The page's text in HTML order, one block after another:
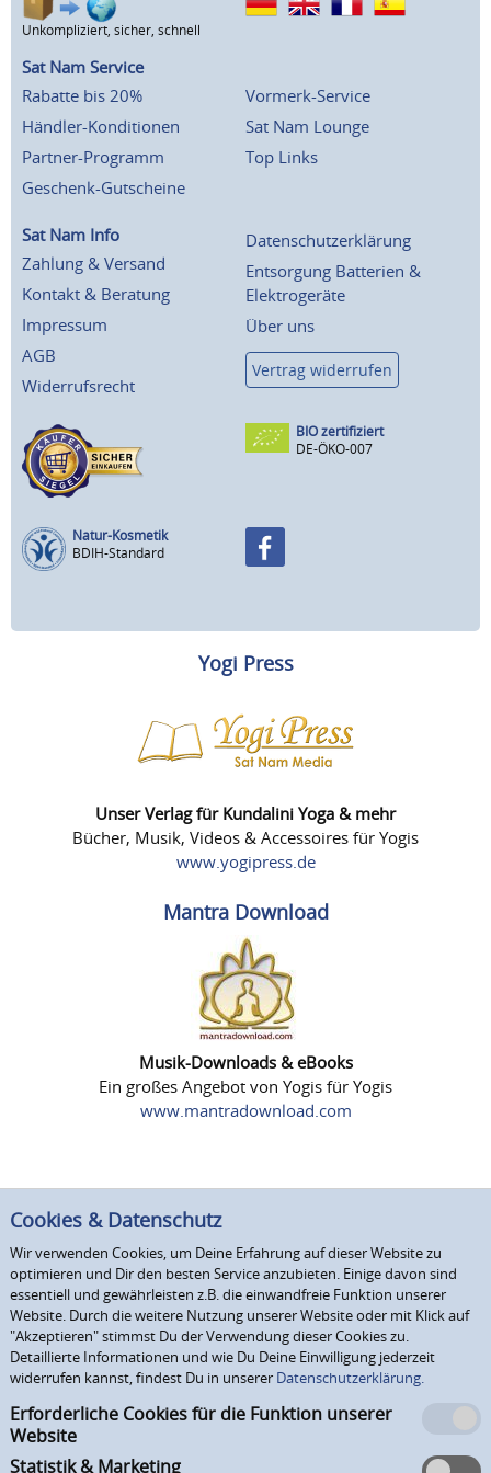
Unkompliziert, sicher, schnell
Sat Nam Service
Rabatte bis 20%
Händler-Konditionen
Partner-Programm
Geschenk-Gutscheine
Vormerk-Service
Sat Nam Lounge
Top Links
Sat Nam Info
Zahlung & Versand
Kontakt & Beratung
Impressum
AGB
Widerrufsrecht
Datenschutzerklärung
Entsorgung Batterien &
Elektrogeräte
Über uns
Vertrag widerrufen
BIO zertifiziert
DE-ÖKO-007
Natur-Kosmetik
BDIH-Standard
Yogi Press
Unser Verlag für Kundalini Yoga & mehr
Bücher, Musik, Videos & Accessoires für Yogis
www.yogipress.de
Mantra Download
Musik-Downloads & eBooks
Ein großes Angebot von Yogis für Yogis
www.mantradownload.com
Cookies & Datenschutz
Wir verwenden Cookies, um Deine Erfahrung auf dieser Website zu
optimieren und Dir den besten Service anzubieten. Einige davon sind
essentiell und gewährleisten z.B. die einwandfreie Funktion unserer
Website. Durch die weitere Nutzung unserer Website oder mit Klick auf
"Akzeptieren" stimmst Du der Verwendung dieser Cookies zu.
Detaillierte Informationen und wie Du Deine Einwilligung jederzeit
widerrufen kannst, findest Du in unserer Datenschutzerklärung.
Erforderliche Cookies für die Funktion unserer
Website
Statistik & Marketing